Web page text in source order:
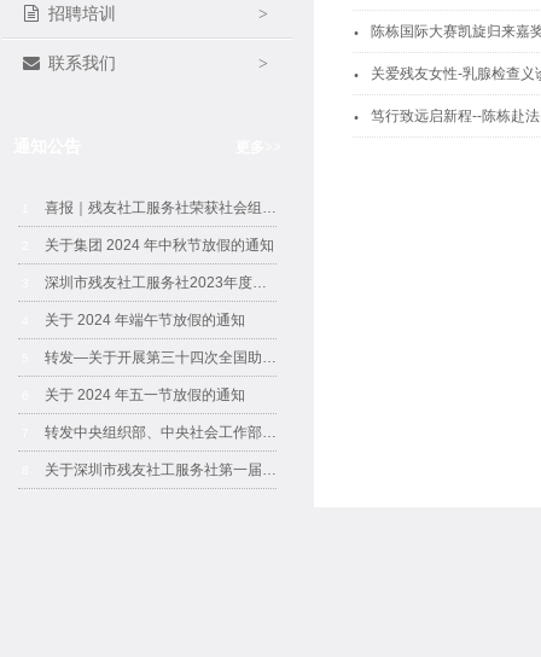
招聘培训 >
联系我们 >
喜报｜残友社工服务社荣获社会组织评估5A等级
关于集团 2024 年中秋节放假的通知
深圳市残友社工服务社2023年度工作报告书
关于 2024 年端午节放假的通知
转发—关于开展第三十四次全国助残日活动的通知
关于 2024 年五一节放假的通知
转发中央组织部、中央社会工作部有关负责人就《中共中央办公厅 国务院办公厅关于加强社区工作者队伍建设的意见》答记者问
关于深圳市残友社工服务社第一届妇委会成员通告
. 陈栋国际大赛凯旋归来嘉
. 关爱残友女性-乳腺检查义
. 笃行致远启新程--陈栋赴